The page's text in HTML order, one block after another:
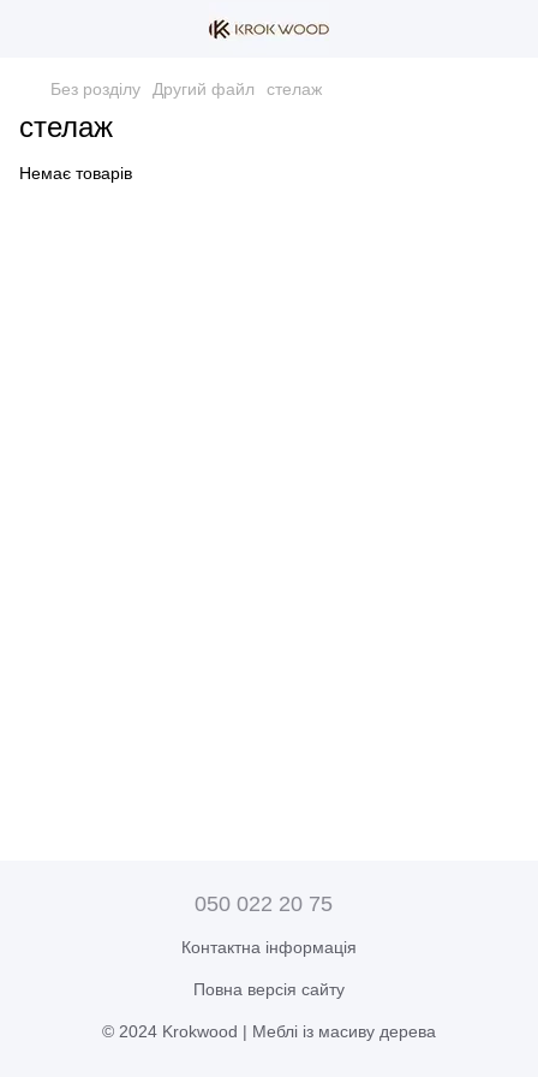
Без розділу Другий файл стелаж
стелаж
Немає товарів
050 022 20 75
Контактна інформація
Повна версія сайту
© 2024 Krokwood | Меблі із масиву дерева